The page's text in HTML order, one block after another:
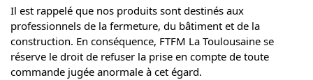
Il est rappelé que nos produits sont destinés aux
professionnels de la fermeture, du bâtiment et de la
construction. En conséquence, FTFM La Toulousaine se
réserve le droit de refuser la prise en compte de toute
commande jugée anormale à cet égard.